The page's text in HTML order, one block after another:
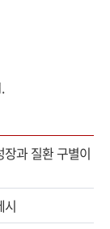
과 질환 구별이
시